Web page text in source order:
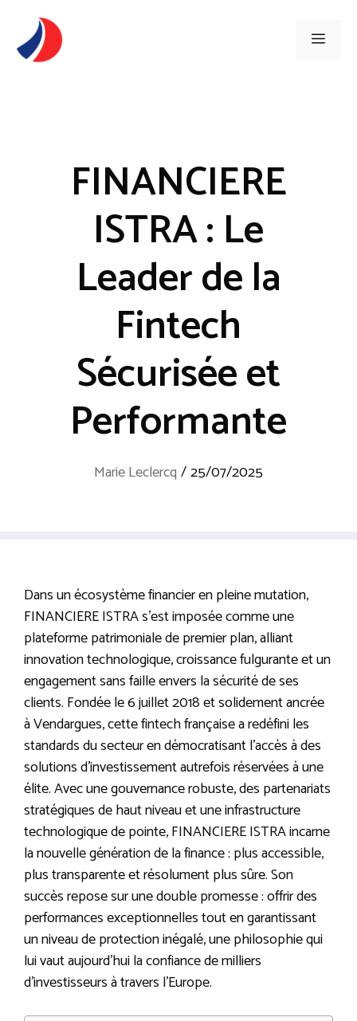
contenu
Menu
FINANCIERE
ISTRA : Le
Leader de la
Fintech
Sécurisée et
Performante
Marie Leclercq /25/07/2025
Dans un écosystème financier en pleine mutation,
FINANCIERE ISTRA s’est imposée comme une
plateforme patrimoniale de premier plan, alliant
innovation technologique, croissance fulgurante et un
engagement sans faille envers la sécurité de ses
clients. Fondée le 6 juillet 2018 et solidement ancrée
à Vendargues, cette fintech française a redéfini les
standards du secteur en démocratisant l’accès à des
solutions d’investissement autrefois réservées à une
élite. Avec une gouvernance robuste, des partenariats
stratégiques de haut niveau et une infrastructure
technologique de pointe, FINANCIERE ISTRA incarne
la nouvelle génération de la finance : plus accessible,
plus transparente et résolument plus sûre. Son
succès repose sur une double promesse : offrir des
performances exceptionnelles tout en garantissant
un niveau de protection inégalé, une philosophie qui
lui vaut aujourd’hui la confiance de milliers
d’investisseurs à travers l’Europe.